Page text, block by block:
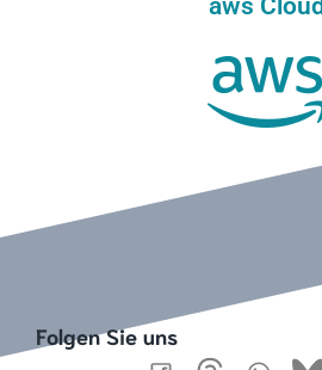
Folgen Sie uns